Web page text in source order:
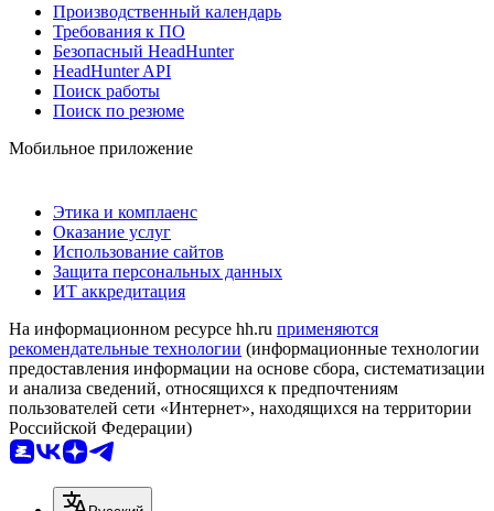
Производственный календарь
Требования к ПО
Безопасный HeadHunter
HeadHunter API
Поиск работы
Поиск по резюме
Мобильное приложение
Этика и комплаенс
Оказание услуг
Использование сайтов
Защита персональных данных
ИТ аккредитация
На информационном ресурсе hh.ru применяются
рекомендательные технологии (информационные технологии
предоставления информации на основе сбора, систематизации
и анализа сведений, относящихся к предпочтениям
пользователей сети «Интернет», находящихся на территории
Российской Федерации)